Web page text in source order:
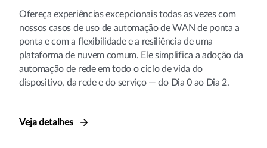
Ofereça experiências excepcionais todas as vezes com
nossos casos de uso de automação de WAN de ponta a
ponta e com a flexibilidade e a resiliência de uma
plataforma de nuvem comum. Ele simplifica a adoção da
automação de rede em todo o ciclo de vida do
dispositivo, da rede e do serviço — do Dia 0 ao Dia 2.
Veja detalhes